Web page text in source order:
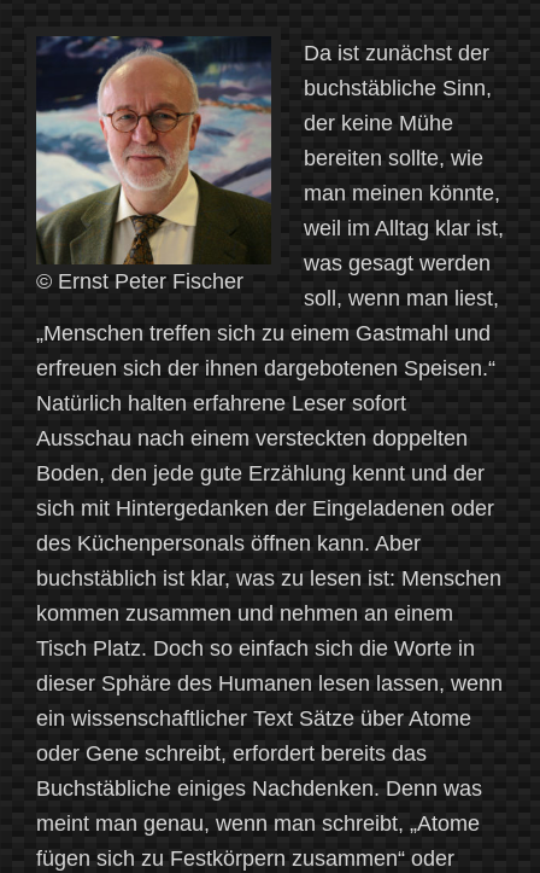
© Ernst Peter Fischer
Da ist zunächst der
buchstäbliche Sinn,
der keine Mühe
bereiten sollte, wie
man meinen könnte,
weil im Alltag klar ist,
was gesagt werden
soll, wenn man liest,
„Menschen treffen sich zu einem Gastmahl und
erfreuen sich der ihnen dargebotenen Speisen.“
Natürlich halten erfahrene Leser sofort
Ausschau nach einem versteckten doppelten
Boden, den jede gute Erzählung kennt und der
sich mit Hintergedanken der Eingeladenen oder
des Küchenpersonals öffnen kann. Aber
buchstäblich ist klar, was zu lesen ist: Menschen
kommen zusammen und nehmen an einem
Tisch Platz. Doch so einfach sich die Worte in
dieser Sphäre des Humanen lesen lassen, wenn
ein wissenschaftlicher Text Sätze über Atome
oder Gene schreibt, erfordert bereits das
Buchstäbliche einiges Nachdenken. Denn was
meint man genau, wenn man schreibt, „Atome
fügen sich zu Festkörpern zusammen“ oder